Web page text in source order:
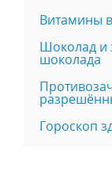
Витамины
Шоколад и
шоколада
Гороскоп